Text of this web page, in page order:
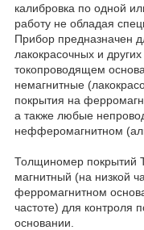
калибровка по одной
работу не обладая
Прибор предназначен
лакокрасочных и
токопроводящем
немагнитные
покрытия на
а также любые
нефферомагнитном
Толщиномер покрытий
магнитный (на низкой
ферромагнитном
частоте) для контроля
основании.